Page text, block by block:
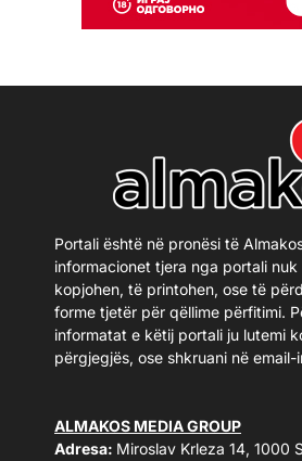
Portali është në pronësi të
informacionet tjera nga portali
kopjohen, të printohen, ose të
forme tjetër për qëllime përfitimi.
informatat e këtij portali ju lutemi
përgjegjës, ose shkruani në
ALMAKOS MEDIA GROUP
Adresa: Miroslav Krleza 14, 1000